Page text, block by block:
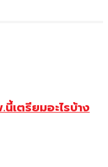
เตรียมอะไรบ้าง